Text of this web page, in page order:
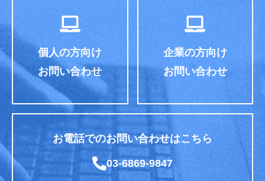
個人の方向け
お問い合わせ
企業の方向け
お問い合わせ
お電話でのお問い合わせはこちら
03-6869-9847